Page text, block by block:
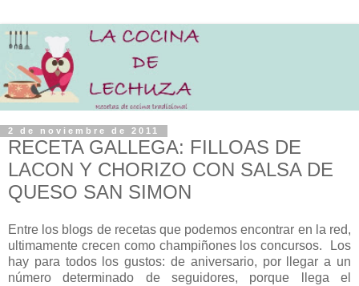
2 de noviembre de 2011
RECETA GALLEGA: FILLOAS DE
LACON Y CHORIZO CON SALSA DE
QUESO SAN SIMON
Entre los blogs de recetas que podemos encontrar en la red,
ultimamente crecen como champiñones los concursos. Los
hay para todos los gustos: de aniversario, por llegar a un
número determinado de seguidores, porque llega el